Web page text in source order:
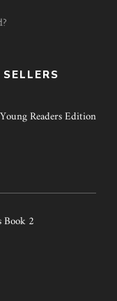
Readers Edition
2